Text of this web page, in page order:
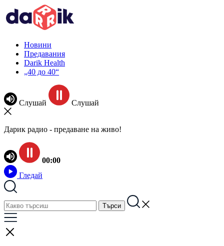
Новини
Предавания
Darik Health
„40 до 40“
Слушай Слушай
Дарик радио - предаване на живо!
00:00
Гледай